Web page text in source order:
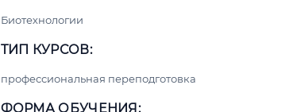
Биотехнологии
ТИП КУРСОВ:
профессиональная переподготовка
ФОРМА ОБУЧЕНИЯ: